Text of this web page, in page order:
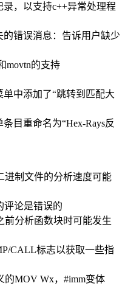
，以支持c++异常处理程
错误消息：告诉用户缺少
movtn的支持
中添加了“跳转到匹配大
目重命名为“Hex-Rays反
进制文件的分析速度可能
评论是错误的
分析函数块时可能发生
CALL标志以获取一些指
MOV Wx，#imm变体